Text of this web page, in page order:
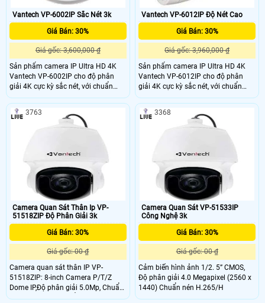
Vantech VP-6002IP Sắc Nét 3k
Giá Bán: 30%
Giá gốc: 3,600,000 ₫
Sản phẩm camera IP Ultra HD 4K
Vantech VP-6002IP cho độ phân
giải 4K cực kỳ sắc nét, với chuẩn
nén H.265 sẽ giúp tiết kiệm 75%
băng thông, hỗ trợ Onvif kết nối
được với tất cả các sản phẩm khác.
Vantech VP-6012IP Độ Nét Cao
Giá Bán: 30%
Giá gốc: 3,960,000 ₫
Sản phẩm camera IP Ultra HD 4K
Vantech VP-6012IP cho độ phân
giải 4K cực kỳ sắc nét, với chuẩn
nén H.265 sẽ giúp tiết kiệm 75%
băng thông, hỗ trợ Onvif kết nối
được với tất cả các sản phẩm khác.
Camera Quan Sát Thân Ip VP-
51518ZIP Độ Phân Giải 3k
Giá Bán: 30%
Giá gốc: 00 ₫
Camera quan sát thân IP VP-
51518ZIP: 8-inch Camera P/T/Z
Dome IP,Độ phân giải 5.0Mp, Chuẩn
nén H.265+/H.265 Ống kính 5
3763
Camera Quan Sát VP-51533IP
Công Nghệ 3k
Giá Bán: 30%
Giá gốc: 00 ₫
Cảm biến hình ảnh 1/2. 5” CMOS,
Độ phân giải 4.0 Megapixel (2560 x
1440) Chuẩn nén H.265/H
3368